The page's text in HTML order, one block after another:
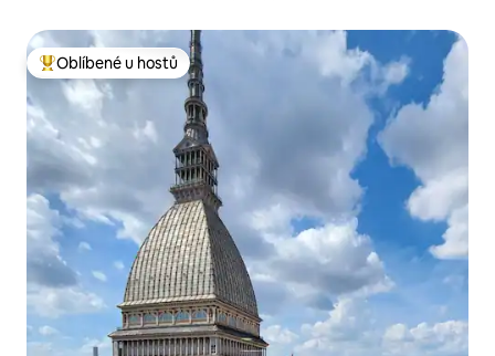
Nejlepší v kategorii Oblíbené u hostů
Oblíbené u hostů